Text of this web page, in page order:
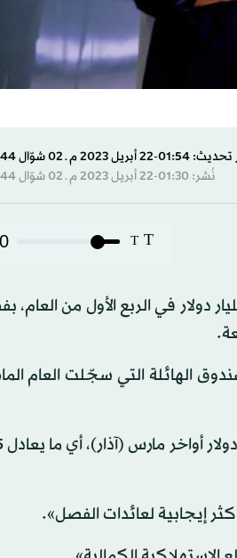
22 أبريل 2023 م ـ 02 شوّال 1444 هـ
نُشر: 01:30-22 أبريل 2023 م ـ 02 شوّال 1444 هـ
T
T
الثروة السيادي النرويجي الذي يعد الأكبر في العالم مكاسب قدرها 84 مليار دولار في الربع الأول
حوالي نصف خسارة الصندوق الهائلة التي سجّلت العام
وكانت
إيجابية لعائدات الفصل».